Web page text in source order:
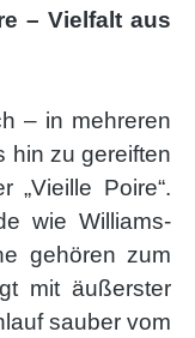
– Vielfalt aus
– in mehreren
hin zu gereiften
„Vieille Poire“.
wie Williams-
gehören zum
mit äußerster
sauber vom